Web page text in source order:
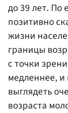
до 39 лет. По
позитивно
жизни
границы
с точки
медленнее,
выглядеть
возраста